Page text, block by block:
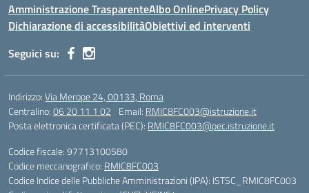
Amministrazione TrasparenteAlbo OnlinePrivacy Policy
Dichiarazione di accessibilitàObiettivi ed interventi
Seguici su:
Indirizzo:Via Merope 24, 00133, Roma
Centralino:06 20 11 1 02 Email: RMIC8FC003@istruzione.it
Posta elettronica certificata (PEC): RMIC8FC003@pec.istruzione.it
Codice fiscale: 97713100580
Codice meccanografico: RMIC8FC003
Codice Indice delle Pubbliche Amministrazioni (IPA): ISTSC_RMIC8FC003